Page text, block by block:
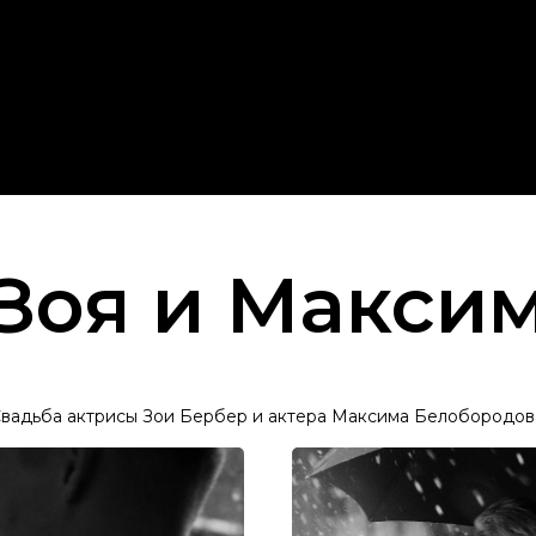
и
актрисы Зои Бербер и актера Максима